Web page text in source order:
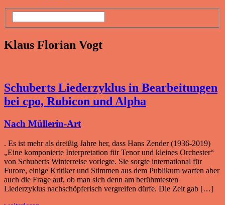
Klaus Florian Vogt
Schuberts Liederzyklus in Bearbeitungen
bei cpo, Rubicon und Alpha
Nach Müllerin-Art
. Es ist mehr als dreißig Jahre her, dass Hans Zender (1936-2019)
„Eine komponierte Interpretation für Tenor und kleines Orchester“
von Schuberts Winterreise vorlegte. Sie sorgte international für
Furore, einige Kritiker und Stimmen aus dem Publikum warfen aber
auch die Frage auf, ob man sich denn am berühmtesten
Liederzyklus nachschöpferisch vergreifen dürfe. Die Zeit gab […]